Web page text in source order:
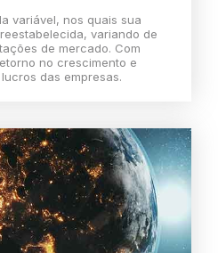
variável, nos quais sua
variando de
de mercado. Com
no crescimento e
das empresas.